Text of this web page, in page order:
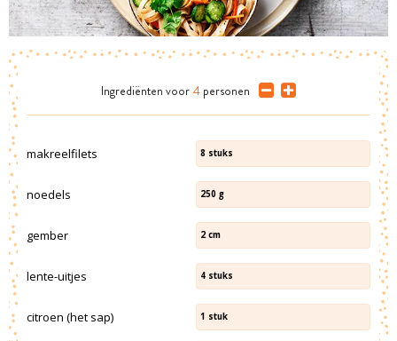
Ingrediënten voor 4 personen
makreelfilets 8 stuks
noedels 250 g
gember 2 cm
lente-uitjes 4 stuks
citroen (het sap) 1 stuk